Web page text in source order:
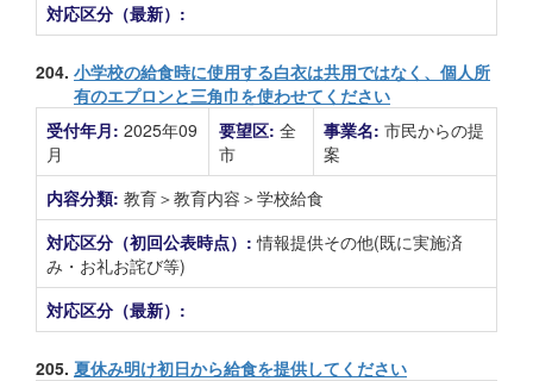
対応区分（最新）:
204. 小学校の給食時に使用する白衣は共用ではなく、個人所
有のエプロンと三角巾を使わせてください
受付年月: 2025年09
月
要望区: 全
市
事業名: 市民からの提
案
内容分類: 教育＞教育内容＞学校給食
対応区分（初回公表時点）:情報提供その他(既に実施済
み・お礼お詫び等)
対応区分（最新）:
205. 夏休み明け初日から給食を提供してください